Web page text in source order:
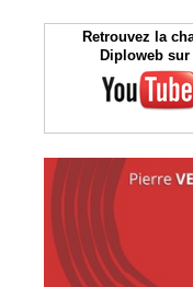
Retrouvez la
Diploweb sur